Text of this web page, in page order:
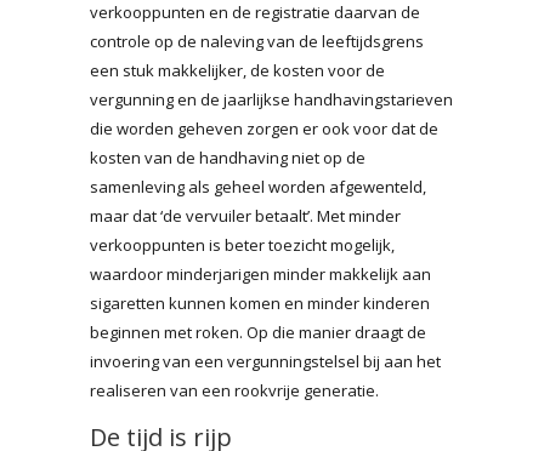
verkooppunten en de registratie daarvan de
controle op de naleving van de leeftijdsgrens
een stuk makkelijker, de kosten voor de
vergunning en de jaarlijkse handhavingstarieven
die worden geheven zorgen er ook voor dat de
kosten van de handhaving niet op de
samenleving als geheel worden afgewenteld,
maar dat ‘de vervuiler betaalt’. Met minder
verkooppunten is beter toezicht mogelijk,
waardoor minderjarigen minder makkelijk aan
sigaretten kunnen komen en minder kinderen
beginnen met roken. Op die manier draagt de
invoering van een vergunningstelsel bij aan het
realiseren van een rookvrije generatie.
De tijd is rijp